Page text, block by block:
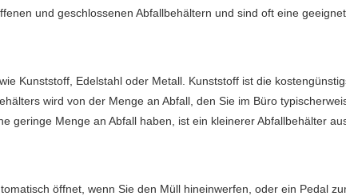
und geschlossenen Abfallbehältern und sind oft eine
Kunststoff, Edelstahl oder Metall. Kunststoff ist die
wird von der Menge an Abfall, den Sie im Büro
geringe Menge an Abfall haben, ist ein kleinerer Abfallbehälter
öffnet, wenn Sie den Müll hineinwerfen, oder ein Pedal